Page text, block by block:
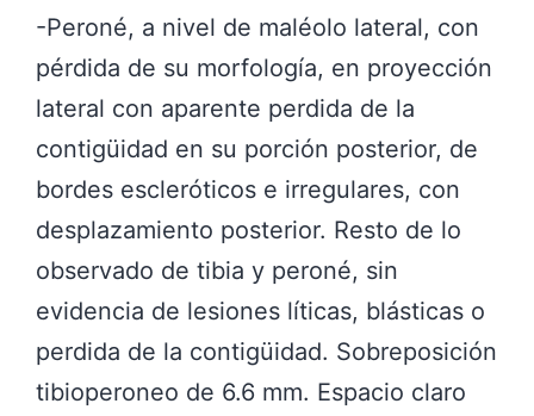
-Peroné, a nivel de maléolo lateral, con
pérdida de su morfología, en proyección
lateral con aparente perdida de la
contigüidad en su porción posterior, de
bordes escleróticos e irregulares, con
desplazamiento posterior. Resto de lo
observado de tibia y peroné, sin
evidencia de lesiones líticas, blásticas o
perdida de la contigüidad. Sobreposición
tibioperoneo de 6.6 mm. Espacio claro